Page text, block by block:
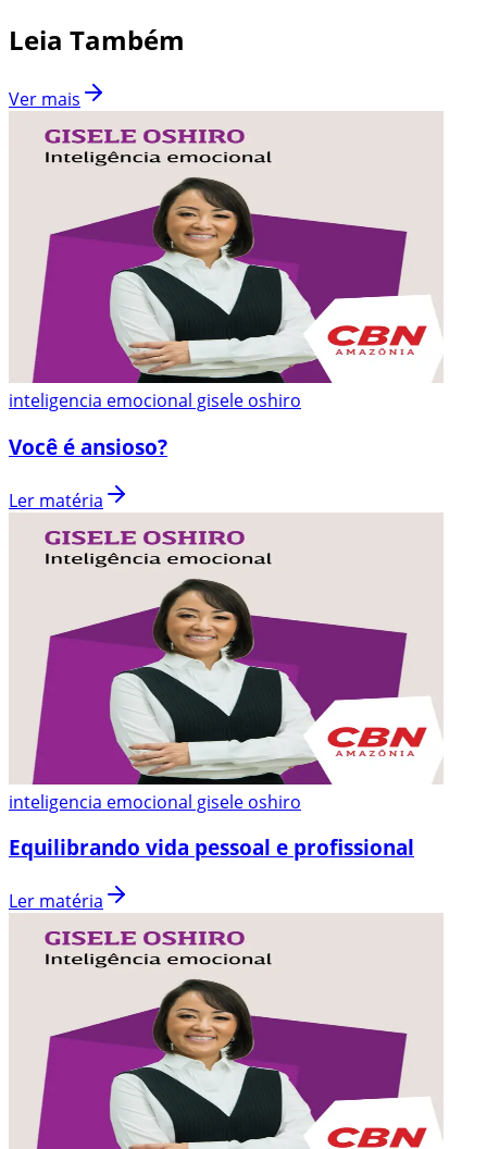
Leia Também
Ver mais
inteligencia emocional gisele oshiro
Você é ansioso?
Ler matéria
inteligencia emocional gisele oshiro
Equilibrando vida pessoal e profissional
Ler matéria